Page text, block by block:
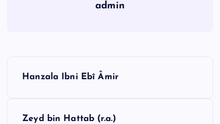
admin
Hanzala Ibni Ebî Âmir
Zeyd bin Hattab (r.a.)